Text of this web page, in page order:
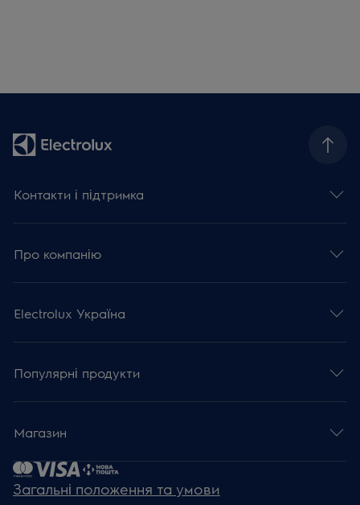
Контакти і підтримка
Про компанію
Electrolux Україна
Популярні продукти
Магазин
Загальні положення та умови